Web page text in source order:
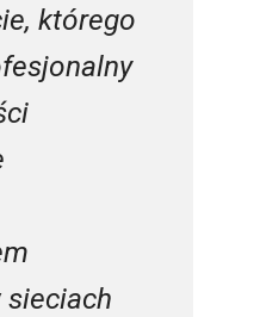
którego